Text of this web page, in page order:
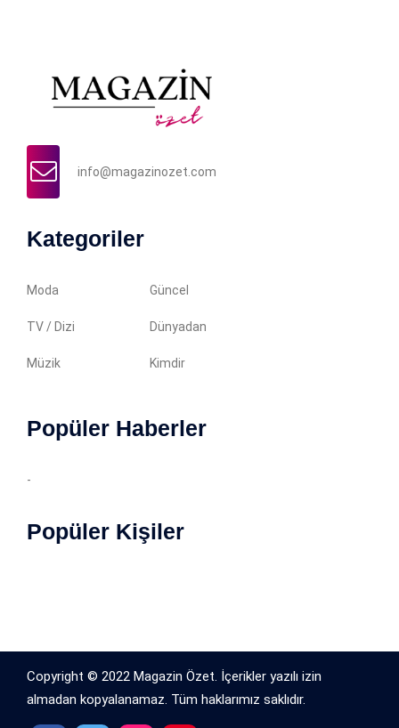
info@magazinozet.com
Kategoriler
Moda Güncel
TV / Dizi Dünyadan
Müzik Kimdir
Popüler Haberler
-
Popüler Kişiler
Copyright © 2022 Magazin Özet. İçerikler yazılı izin
almadan kopyalanamaz. Tüm haklarımız saklıdır.